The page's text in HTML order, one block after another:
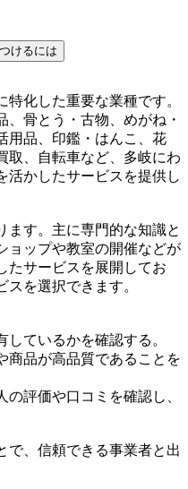
けるには
化した重要な業種です。
骨とう・古物、めがね・
用品、印鑑・はんこ、花
取、自転車など、多岐にわ
活かしたサービスを提供し
ます。主に専門的な知識と
ョップや教室の開催などが
たサービスを展開してお
を選択できます。
ているかを確認する。
商品が高品質であることを
評価や口コミを確認し、
で、信頼できる事業者と出